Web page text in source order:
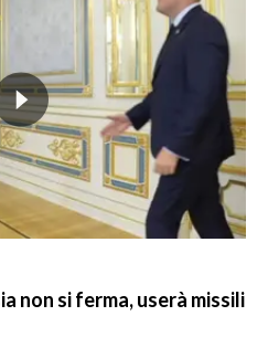
non si ferma, userà missili